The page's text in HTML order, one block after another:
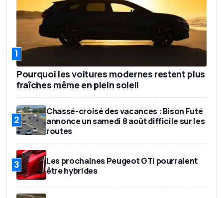
1
Pourquoi les voitures modernes restent plus
fraîches même en plein soleil
2
Chassé-croisé des vacances : Bison Futé
annonce un samedi 8 août difficile sur les
routes
3
Les prochaines Peugeot GTi pourraient
être hybrides